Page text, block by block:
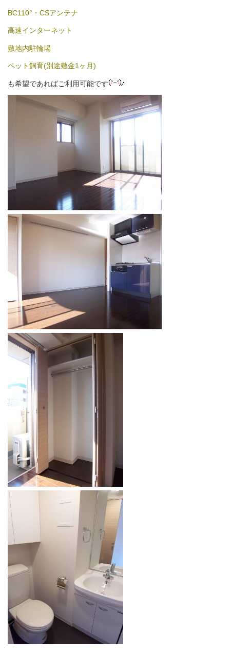
BC110°・CSアンテナ
高速インターネット
敷地内駐輪場
ペット飼育(別途敷金1ヶ月)
も希望であればご利用可能です